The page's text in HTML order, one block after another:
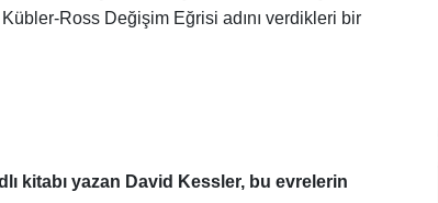
Ross Değişim Eğrisi adını verdikleri bir
kitabı yazan David Kessler, bu evrelerin